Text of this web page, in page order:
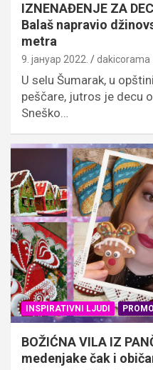
IZNENAĐENJE ZA
Balaš napravio
metra
9. јануар 2022. dakicorama
U selu Šumarak, u
peščare, jutros je decu
Sneško…
INSPIRATIVNI LJUDI PROMO
BOŽIĆNA VILA IZ
medenjake čak i